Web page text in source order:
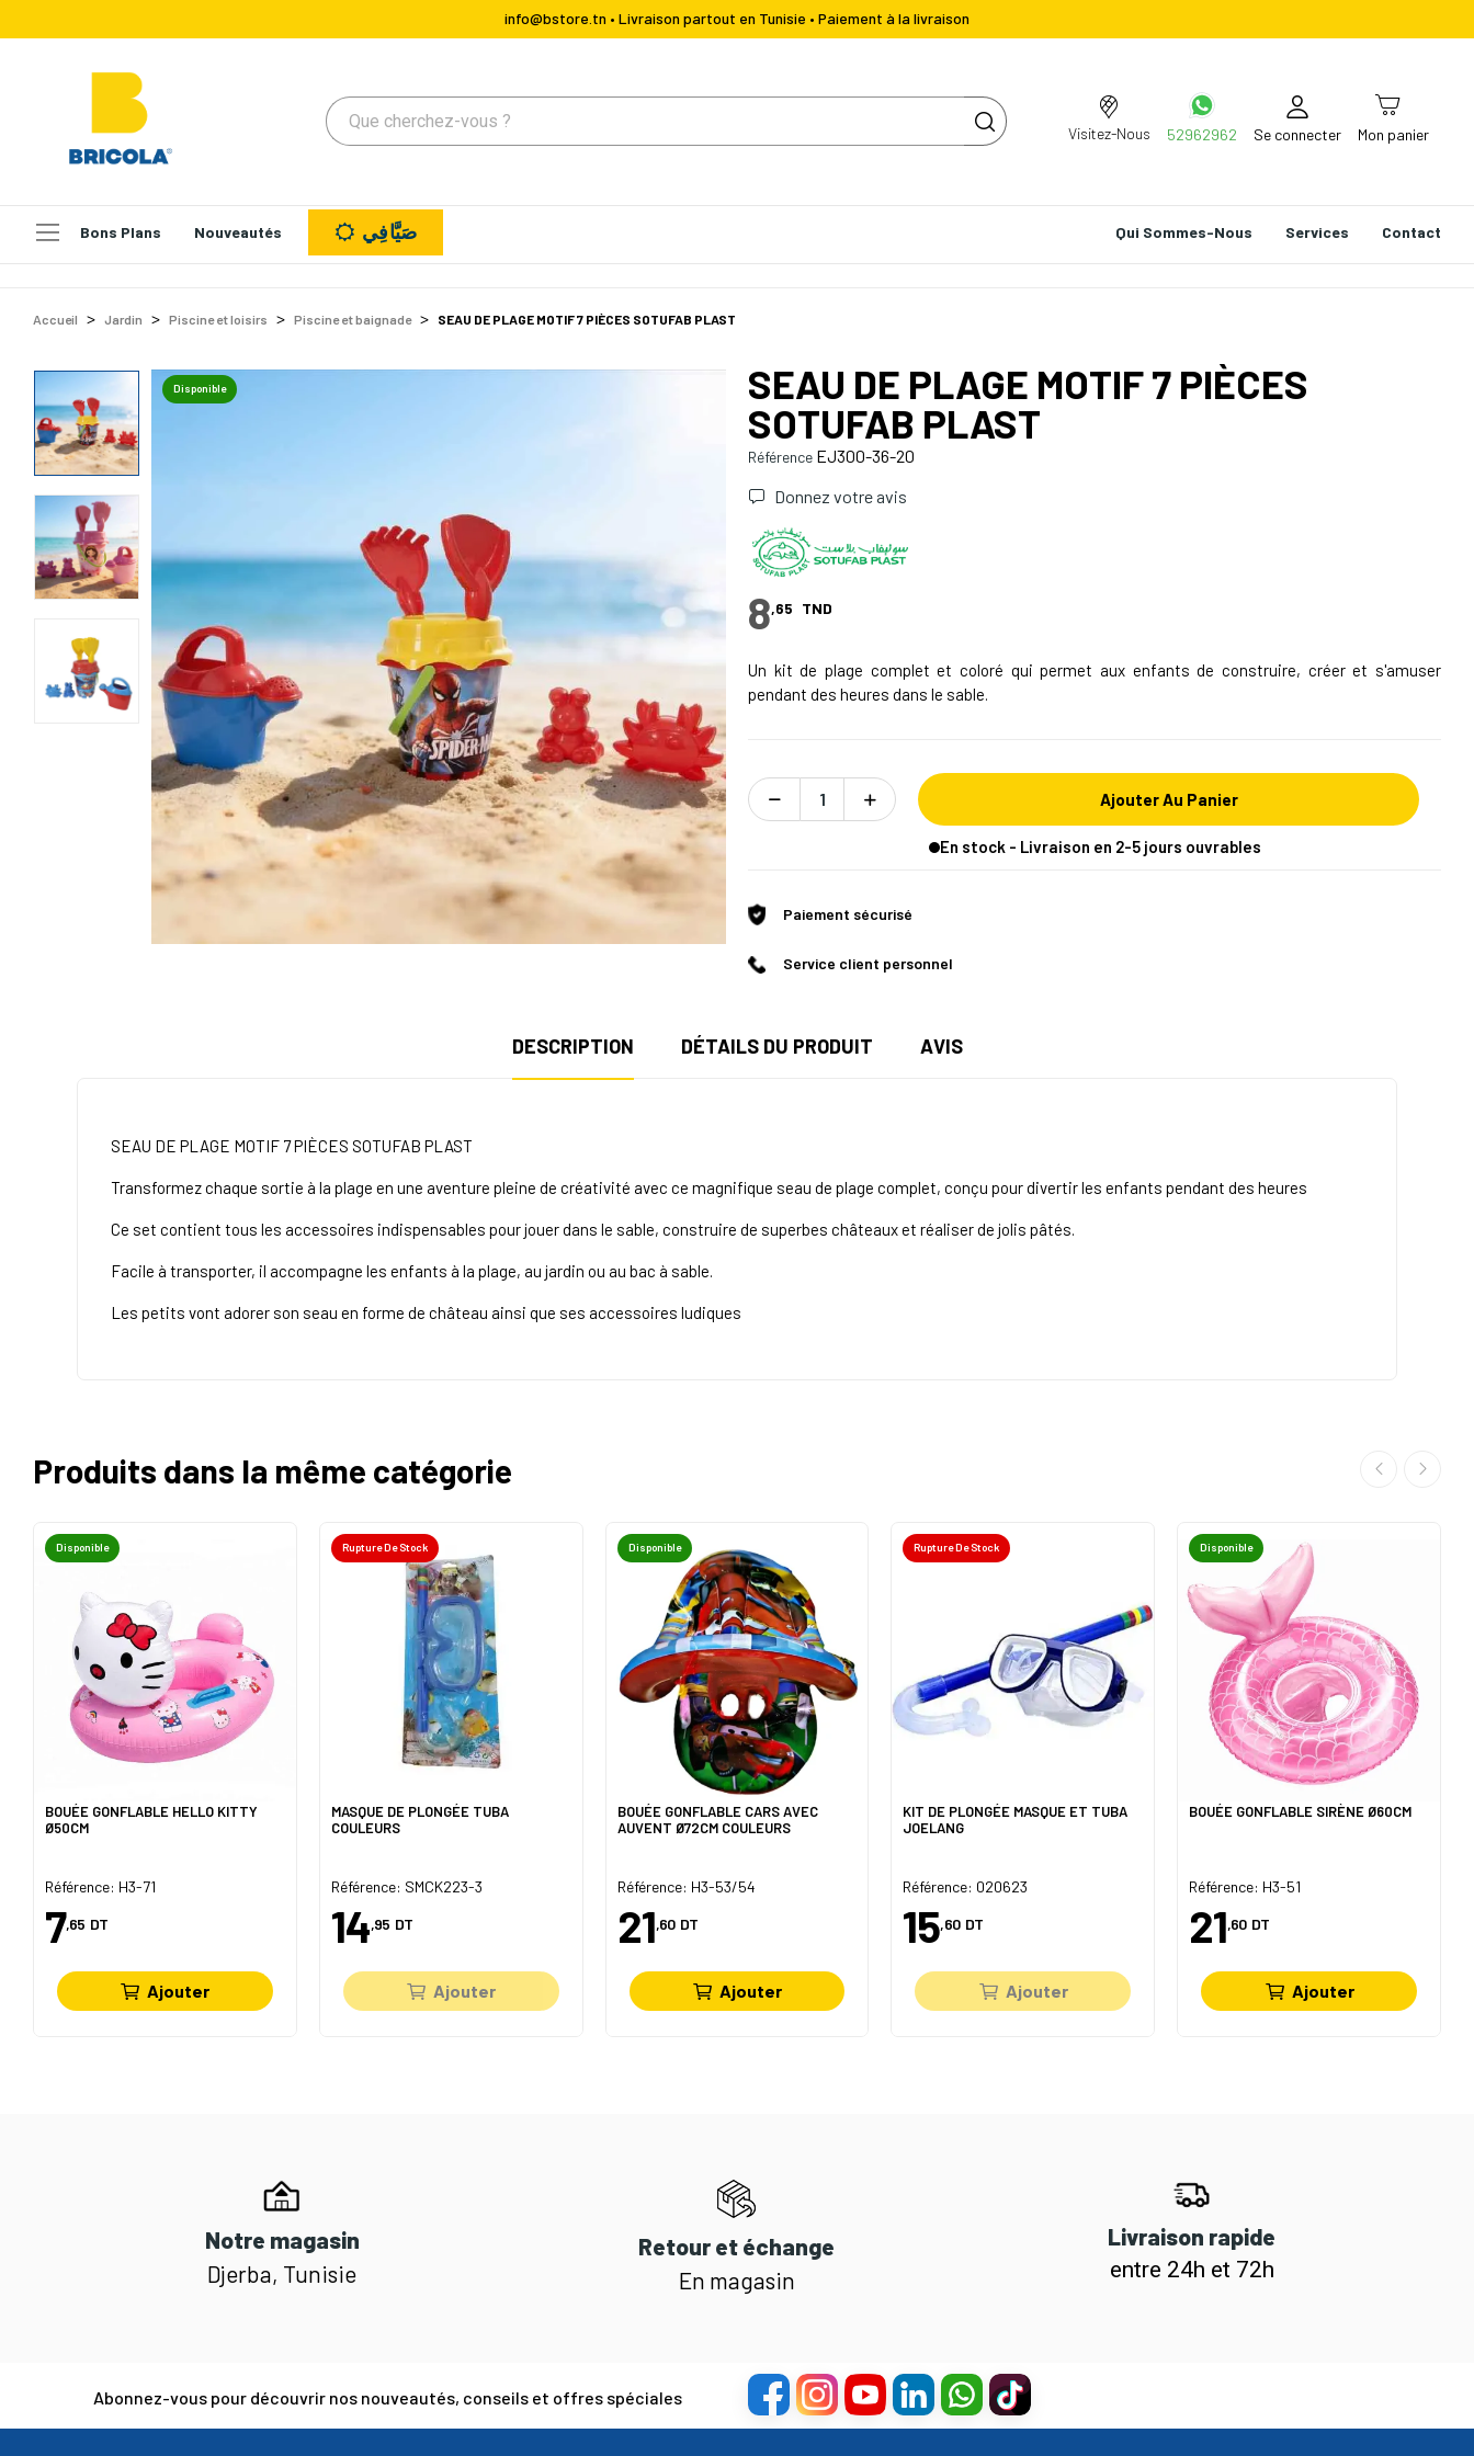
info@bstore.tn • Livraison partout en Tunisie • Paiement à la livraison
Visitez-Nous 52962962 Se connecter Mon panier
Bons Plans Nouveautés Qui Sommes-Nous Services Contact صَيَّافِي
Accueil Jardin Piscine et loisirs Piscine et baignade SEAU DE PLAGE MOTIF 7 PIÈCES SOTUFAB PLAST
Disponible
SEAU DE PLAGE MOTIF 7 PIÈCES
SOTUFAB PLAST
Référence EJ300-36-20
Donnez votre avis
8,65 TND
Un kit de plage complet et coloré qui permet aux enfants de construire, créer et s'amuser
pendant des heures dans le sable.
Ajouter Au Panier
En stock - Livraison en 2-5 jours ouvrables
Paiement sécurisé
Service client personnel
DESCRIPTION DÉTAILS DU PRODUIT AVIS
SEAU DE PLAGE MOTIF 7 PIÈCES SOTUFAB PLAST
Transformez chaque sortie à la plage en une aventure pleine de créativité avec ce magnifique seau de plage complet, conçu pour divertir les enfants pendant des heures
Ce set contient tous les accessoires indispensables pour jouer dans le sable, construire de superbes châteaux et réaliser de jolis pâtés.
Facile à transporter, il accompagne les enfants à la plage, au jardin ou au bac à sable.
Les petits vont adorer son seau en forme de château ainsi que ses accessoires ludiques
Produits dans la même catégorie
Disponible
BOUÉE GONFLABLE HELLO KITTY
Ø50CM
Référence: H3-71
7,65 DT
Ajouter
Rupture De Stock
MASQUE DE PLONGÉE TUBA
COULEURS
Référence: SMCK223-3
14,95 DT
Ajouter
Disponible
BOUÉE GONFLABLE CARS AVEC
AUVENT Ø72CM COULEURS
Référence: H3-53/54
21,60 DT
Ajouter
Rupture De Stock
KIT DE PLONGÉE MASQUE ET TUBA
JOELANG
Référence: 020623
15,60 DT
Ajouter
Disponible
BOUÉE GONFLABLE SIRÈNE Ø60CM
Référence: H3-51
21,60 DT
Ajouter
Notre magasin
Djerba, Tunisie
Retour et échange
En magasin
Livraison rapide
entre 24h et 72h
Abonnez-vous pour découvrir nos nouveautés, conseils et offres spéciales